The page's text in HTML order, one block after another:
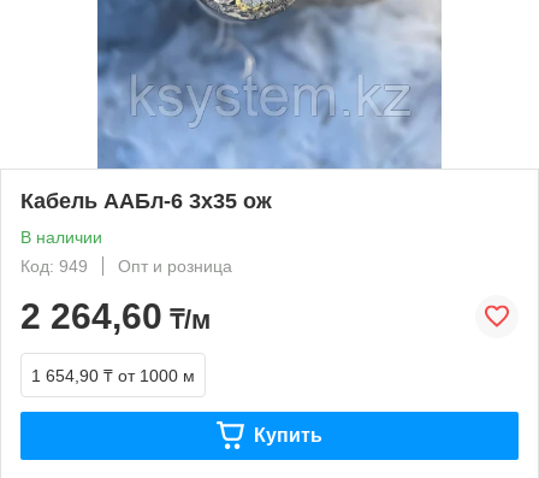
Кабель ААБл-6 3х35 ож
В наличии
Код: 949
Опт и розница
2 264,60 ₸/м
1 654,90 ₸ от 1000 м
Купить